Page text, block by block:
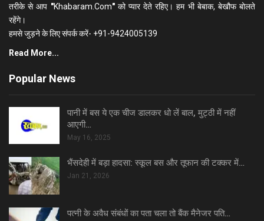
तरीके से आप "Khabaram.Com"को प्यार देते रहिए। हम भी बेबाक, बेखौफ बोलते
रहेंगे।
हमसे जुड़ने के लिए संपर्क करें- +91-9424005139
Read More...
Popular News
पानी में बस ये एक चीज डालकर धो लें बाल, मुट्ठी में नहीं
आएगी…
May 16, 2025
भैंसदेही में बड़ा हादसा: स्कूल बस और तूफान की टक्कर में…
Jan 21, 2026
पत्नी के अवैध संबंधों का पता चला तो बैंक मैनेजर पति…